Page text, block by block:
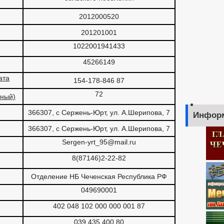
ПРЕДПРИНИМАТЕЛИ
ПРЕДПРИНИМАТЕЛЬСТВА
ФИНАНСОВО-ЭКОНОМИЧЕСКОЕ СОСТОЯНИЕ СУБЪЕКТОВ
ГРАЖДАН
ТЕКСТЫ ОФИЦИАЛЬНЫХ ВЫСТУПЛЕНИЙ И
ТОВАРОВ, РАБОТ И УСЛУГ
РАБОЧАЯ ГРУППА АТК
К СЛУЖЕБНОМУ ПОВЕДЕНИЮ МУНИЦИПАЛЬНЫХ СЛУЖАЩИХ
К СЛУЖЕБНОМУ ПОВЕДЕНИЮ И УРЕГУЛИРОВАНИЮ КОНФЛИКТА
ГО И ЧС
ПОЛНОМОЧИЯ, СТРУКТУРА, ЗАДАЧИ И ФУНКЦИИ
К ОБСУЖДЕНИЮ
АДМИНИСТРАТИВНЫЕ РЕГЛАМЕНТЫ
РАСПОРЯЖЕНИЯ АДМИНИСТРАЦИИ
НПА
ПУБЛИЧНЫЕ СЛУШАНИЯ
ФЕДЕРАЛЬНЫЕ
МУНИЦИПАЛЬНЫХ УСЛУГ
2012000520
201201001
1022001941433
45266149
154-178-846 87
72
366307, с Сержень-Юрт, ул. А.Шерипова, 7
366307, с Сержень-Юрт, ул. А.Шерипова, 7
Sergen-yrt_95@mail.ru
8(87146)2-22-82
Отделение НБ Чеченская Республика РФ
049690001
402 048 102 000 000 001 87
039 435 400 80